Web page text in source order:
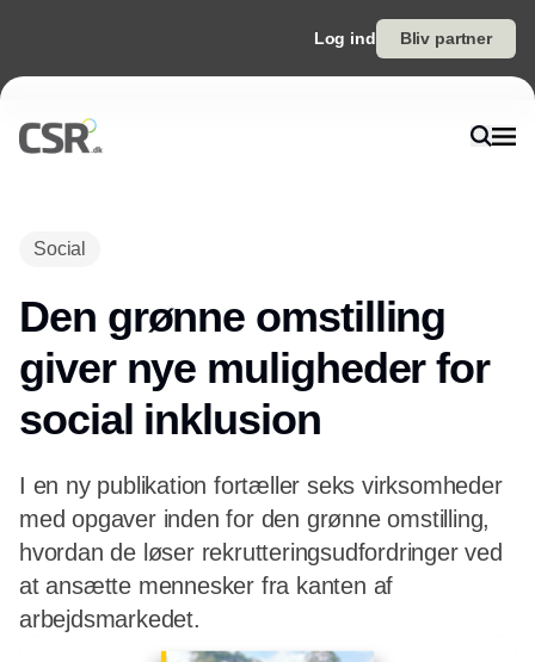
Log ind Bliv partner
Social
Den grønne omstilling
giver nye muligheder for
social inklusion
I en ny publikation fortæller seks virksomheder
med opgaver inden for den grønne omstilling,
hvordan de løser rekrutteringsudfordringer ved
at ansætte mennesker fra kanten af
arbejdsmarkedet.